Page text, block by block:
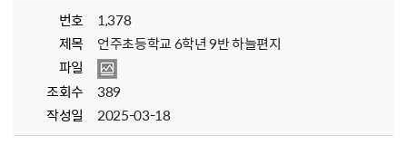
번호
1,378
제목
언주초등학교 6학년 9반 하늘편지
파일
조회수
389
작성일
2025-03-18